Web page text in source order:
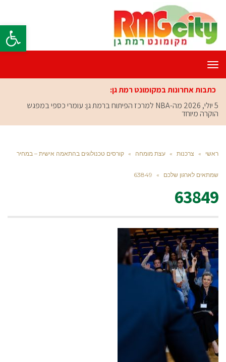
פתח
תפריט
כתבות אחרונות במקומונט רמת גן:
5 יולי, 2026
מה-NBA למרכז הפיתוח ברמת גן: עומרי כספי במפגש
הוקרה מיוחד
ראשי » צרכנות » עצת מומחה » קורסים טכנולוגים בהתאמה אישית – במחיר
שמתאים לארגון שלכם »
63849
63849